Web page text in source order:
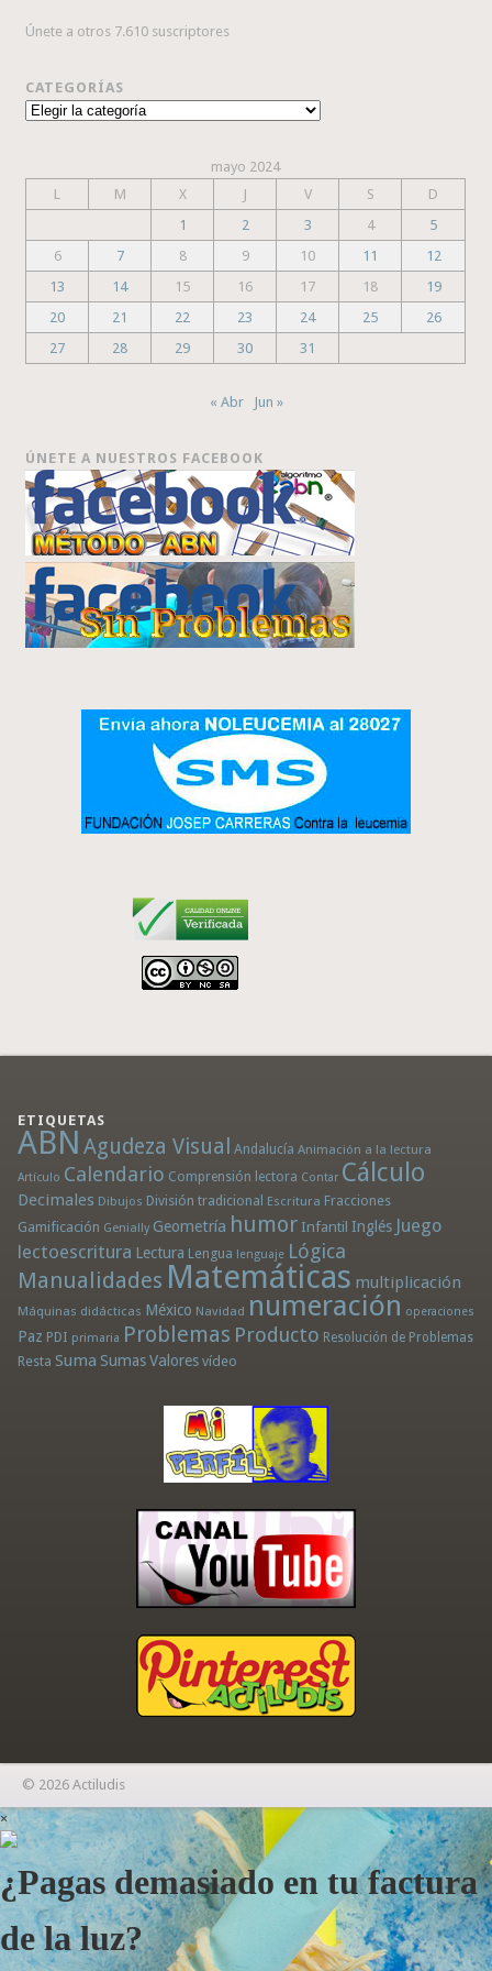
Únete a otros 7.610 suscriptores
CATEGORÍAS
Categorías
mayo 2024
L
M X J V S
D
1
2 3 4
5
6
7 8 9 10 11
12
13
14 15 16 17 18
19
20
21 22 23 24 25
26
27
28 29 30 31
« Abr Jun »
ÚNETE A NUESTROS FACEBOOK
ETIQUETAS
ABN Agudeza Visual Andalucía Animación a la lectura
Artículo Calendario Comprensión lectora Contar Cálculo
Decimales Dibujos División tradicional Escritura Fracciones
Gamificación Genially Geometría humor Infantil Inglés Juego
lectoescritura Lectura Lengua lenguaje Lógica
Manualidades Matemáticas multiplicación
Máquinas didácticas México Navidad numeración operaciones
Paz PDI primaria Problemas Producto Resolución de Problemas
Resta Suma Sumas Valores vídeo
© 2026 Actiludis
×
¿Pagas demasiado en tu factura
de la luz?